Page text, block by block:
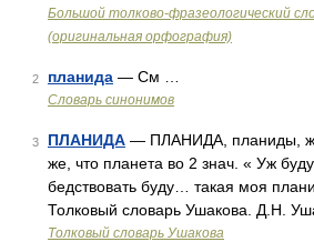
Большой толково-фразеологический
(оригинальная орфография)
2 планида — См …
Словарь синонимов
3 ПЛАНИДА — ПЛАНИДА, планиды,
же, что планета во 2 знач. « Уж
бедствовать буду… такая моя
Толковый словарь Ушакова. Д.Н.
Толковый словарь Ушакова